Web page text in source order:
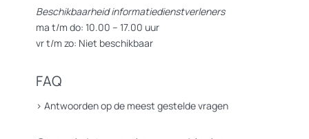
Beschikbaarheid informatiedienstverleners
ma t/m do: 10.00 – 17.00 uur
vr t/m zo: Niet beschikbaar
FAQ
> Antwoorden op de meest gestelde vragen